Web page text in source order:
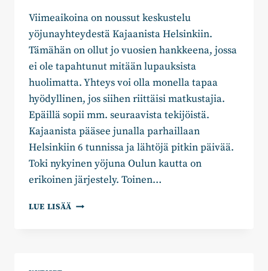
Viimeaikoina on noussut keskustelu
yöjunayhteydestä Kajaanista Helsinkiin.
Tämähän on ollut jo vuosien hankkeena, jossa
ei ole tapahtunut mitään lupauksista
huolimatta. Yhteys voi olla monella tapaa
hyödyllinen, jos siihen riittäisi matkustajia.
Epäillä sopii mm. seuraavista tekijöistä.
Kajaanista pääsee junalla parhaillaan
Helsinkiin 6 tunnissa ja lähtöjä pitkin päivää.
Toki nykyinen yöjuna Oulun kautta on
erikoinen järjestely. Toinen…
LUE LISÄÄ JAAKKO